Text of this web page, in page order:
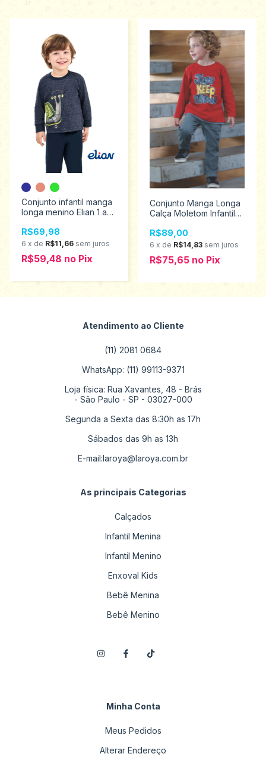
Conjunto infantil manga
longa menino Elian 1 ao
R$69,98
6 x de R$11,66 sem juros
R$59,48 no Pix
Conjunto Manga Longa
Calça Moletom Infantil
27024
R$89,00
6 x de R$14,83 sem juros
R$75,65 no Pix
Atendimento ao Cliente
(11) 2081 0684
WhatsApp: (11) 99113-9371
Loja física: Rua Xavantes, 48 - Brás
- São Paulo - SP - 03027-000
Segunda a Sexta das 8:30h as 17h
Sábados das 9h as 13h
E-mail:laroya@laroya.com.br
As principais Categorias
Calçados
Infantil Menina
Infantil Menino
Enxoval Kids
Bebê Menina
Bebê Menino
Minha Conta
Meus Pedidos
Alterar Endereço